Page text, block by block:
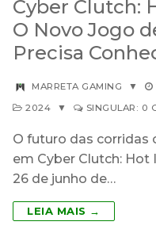
Cyber ​​Clutch:
O Novo Jogo
Precisa
MARRETA GAMING ▼
2024
▼ SINGULAR: 0
O futuro das corridas
em Cyber Clutch:
26 de junho de…
LEIA MAIS →